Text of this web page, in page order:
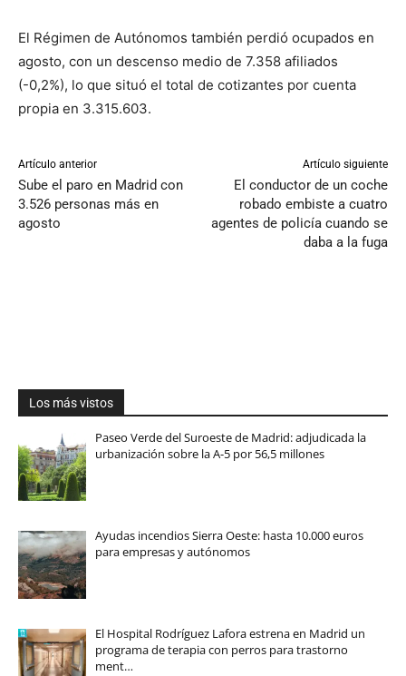
El Régimen de Autónomos también perdió ocupados en
agosto, con un descenso medio de 7.358 afiliados
(-0,2%), lo que situó el total de cotizantes por cuenta
propia en 3.315.603.
Artículo anterior
Sube el paro en Madrid con
3.526 personas más en
agosto
Artículo siguiente
El conductor de un coche
robado embiste a cuatro
agentes de policía cuando se
daba a la fuga
Los más vistos
Paseo Verde del Suroeste de Madrid: adjudicada la
urbanización sobre la A-5 por 56,5 millones
Ayudas incendios Sierra Oeste: hasta 10.000 euros
para empresas y autónomos
El Hospital Rodríguez Lafora estrena en Madrid un
programa de terapia con perros para trastorno
ment…